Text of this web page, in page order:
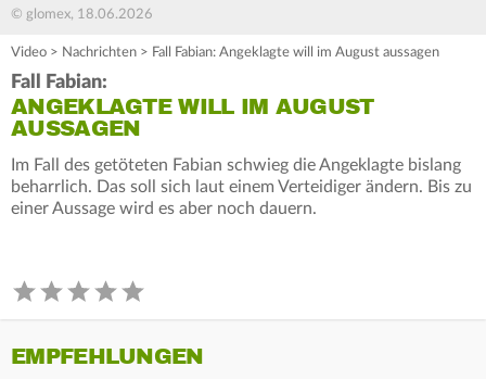
© glomex, 18.06.2026
Video > Nachrichten > Fall Fabian: Angeklagte will im August aussagen
Fall Fabian:
ANGEKLAGTE WILL IM AUGUST
AUSSAGEN
Im Fall des getöteten Fabian schwieg die Angeklagte bislang
beharrlich. Das soll sich laut einem Verteidiger ändern. Bis zu
einer Aussage wird es aber noch dauern.
EMPFEHLUNGEN